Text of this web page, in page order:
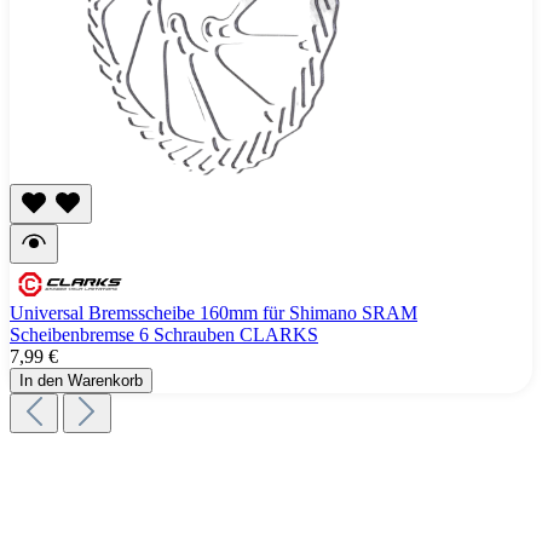
Universal Bremsscheibe 160mm für Shimano SRAM
Scheibenbremse 6 Schrauben CLARKS
7,99 €
In den Warenkorb